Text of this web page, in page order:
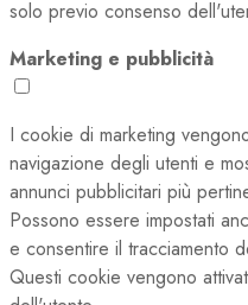
solo previo consenso
Marketing e pubblicità
I cookie di marketing
navigazione degli utenti e
annunci pubblicitari più
Possono essere impostati
e consentire il tracciamento
Questi cookie vengono